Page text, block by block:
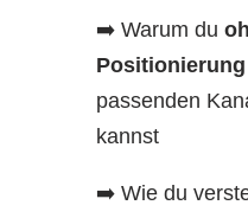
➡️ Warum du
Positionierung
passenden
kannst
➡️ Wie du